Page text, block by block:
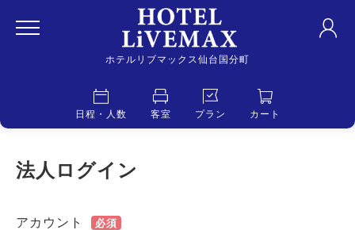
ホテルリブマックス仙台国分町
日程・人数 客室 プラン カート
法人ログイン
アカウント 必須